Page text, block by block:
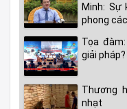
Minh:
phong
Tọa
giải pháp?
Thương
nhạt